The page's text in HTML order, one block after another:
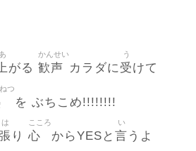
あ
がる 歓声
かんせい
カラダに受
う
けて
つ
を ぶちこめ!!!!!!!!
は
り 心
こころ
からYESと 言
い
うよ